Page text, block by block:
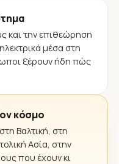
και την επιθεώρηση
μέσα στη
ξέρουν ήδη πώς
κόσμο
Βαλτική, στη
Ασία, στην
που έχουν κι